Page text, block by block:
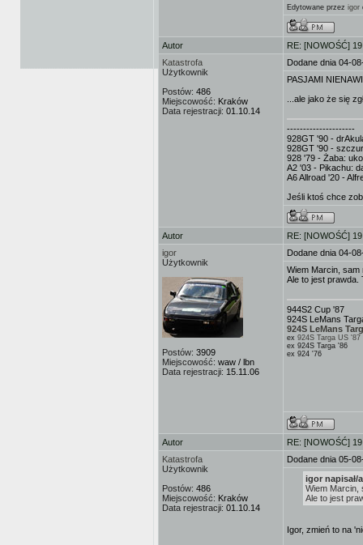
Edytowane przez igor
Autor
RE: [NOWOŚĆ]
Katastrofa
Użytkownik
Postów: 486
Miejscowość: Kraków
Data rejestracji: 01.10.14
Dodane dnia 04-
PASJAMI
...ale jako że się
---------------------
928GT '90 -
928GT '90 -
928 '79 - Żaba:
A2 '03 - Pikachu:
A6 Allroad '20 -
Jeśli ktoś chce
Autor
RE: [NOWOŚĆ]
igor
Użytkownik
Postów: 3909
Miejscowość: waw / lbn
Data rejestracji: 15.11.06
Dodane dnia 04-
Wiem Marcin,
Ale to jest prawda.
944S2 Cup '87
924S LeMans
924S LeMans
ex 924S Targa US '87
ex 924S Targa '86
ex 924 '76
Autor
RE: [NOWOŚĆ]
Katastrofa
Użytkownik
Postów: 486
Miejscowość: Kraków
Data rejestracji: 01.10.14
Dodane dnia 05-
igor napisał/
Wiem Marcin,
Ale to jest
Igor, zmień to na